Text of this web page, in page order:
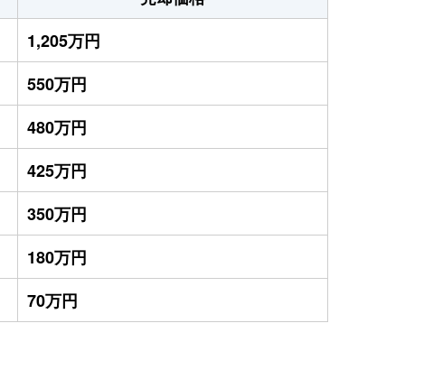
1,205万円
550万円
480万円
425万円
350万円
180万円
70万円